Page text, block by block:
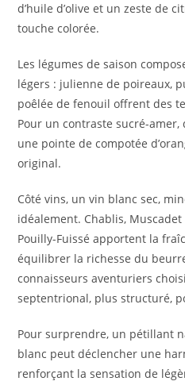
d’huile d’olive et un zeste de
touche colorée.
Les légumes de saison
légers : julienne de poireaux,
poêlée de fenouil offrent des
Pour un contraste sucré-amer,
une pointe de compotée
original.
Côté vins, un vin blanc sec,
idéalement. Chablis,
Pouilly-Fuissé apportent la
équilibrer la richesse du
connaisseurs aventuriers
septentrional, plus structuré,
Pour surprendre, un pétillant
blanc peut déclencher une
renforçant la sensation de